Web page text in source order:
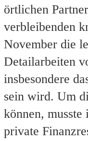
örtlichen
verbleibenden
November die
Detailarbeiten
insbesondere
sein wird. Um
können,
private